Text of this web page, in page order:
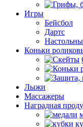
Игры
Бейсбол
Дартс
Коньки
Лыжи
Массажеры
Наградная